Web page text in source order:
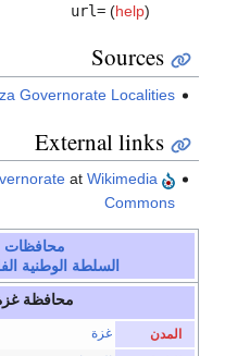
url= (help)
Sources
Governorate Localities
External links
Media related to
at Wikimedia
Commons
محافظات
السلطة الوطنية
محافظة
المدن
غزة